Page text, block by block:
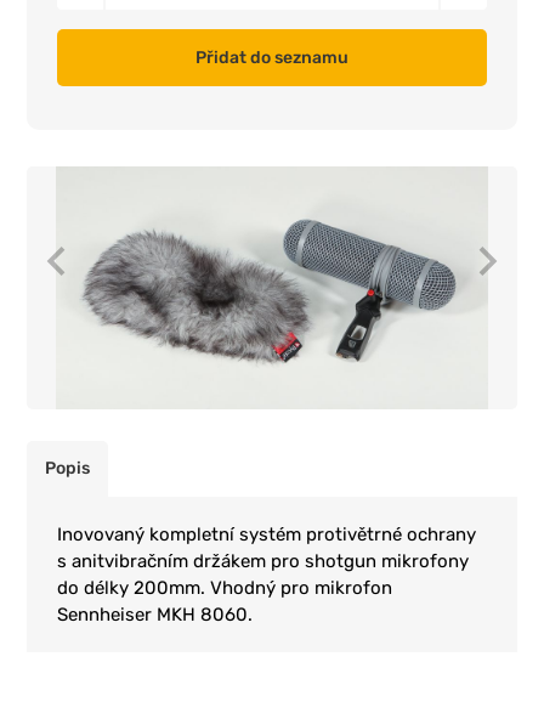
Přidat do seznamu
Popis
Inovovaný kompletní systém protivětrné ochrany
s anitvibračním držákem pro shotgun mikrofony
do délky 200mm. Vhodný pro mikrofon
Sennheiser MKH 8060.